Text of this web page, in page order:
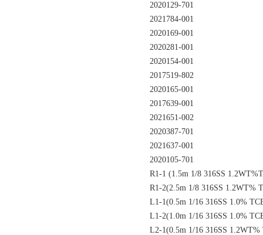
2020129-701
2021784-001
2020169-001
2020281-001
2020154-001
2017519-802
2020165-001
2017639-001
2021651-002
2020387-701
2021637-001
2020105-701
R1-1 (1.5m 1/8 316SS
R1-2(2.5m 1/8 316SS 1.2WT%
L1-1(0.5m 1/16 316SS 1.0%
L1-2(1.0m 1/16 316SS 1.0%
L2-1(0.5m 1/16 316SS